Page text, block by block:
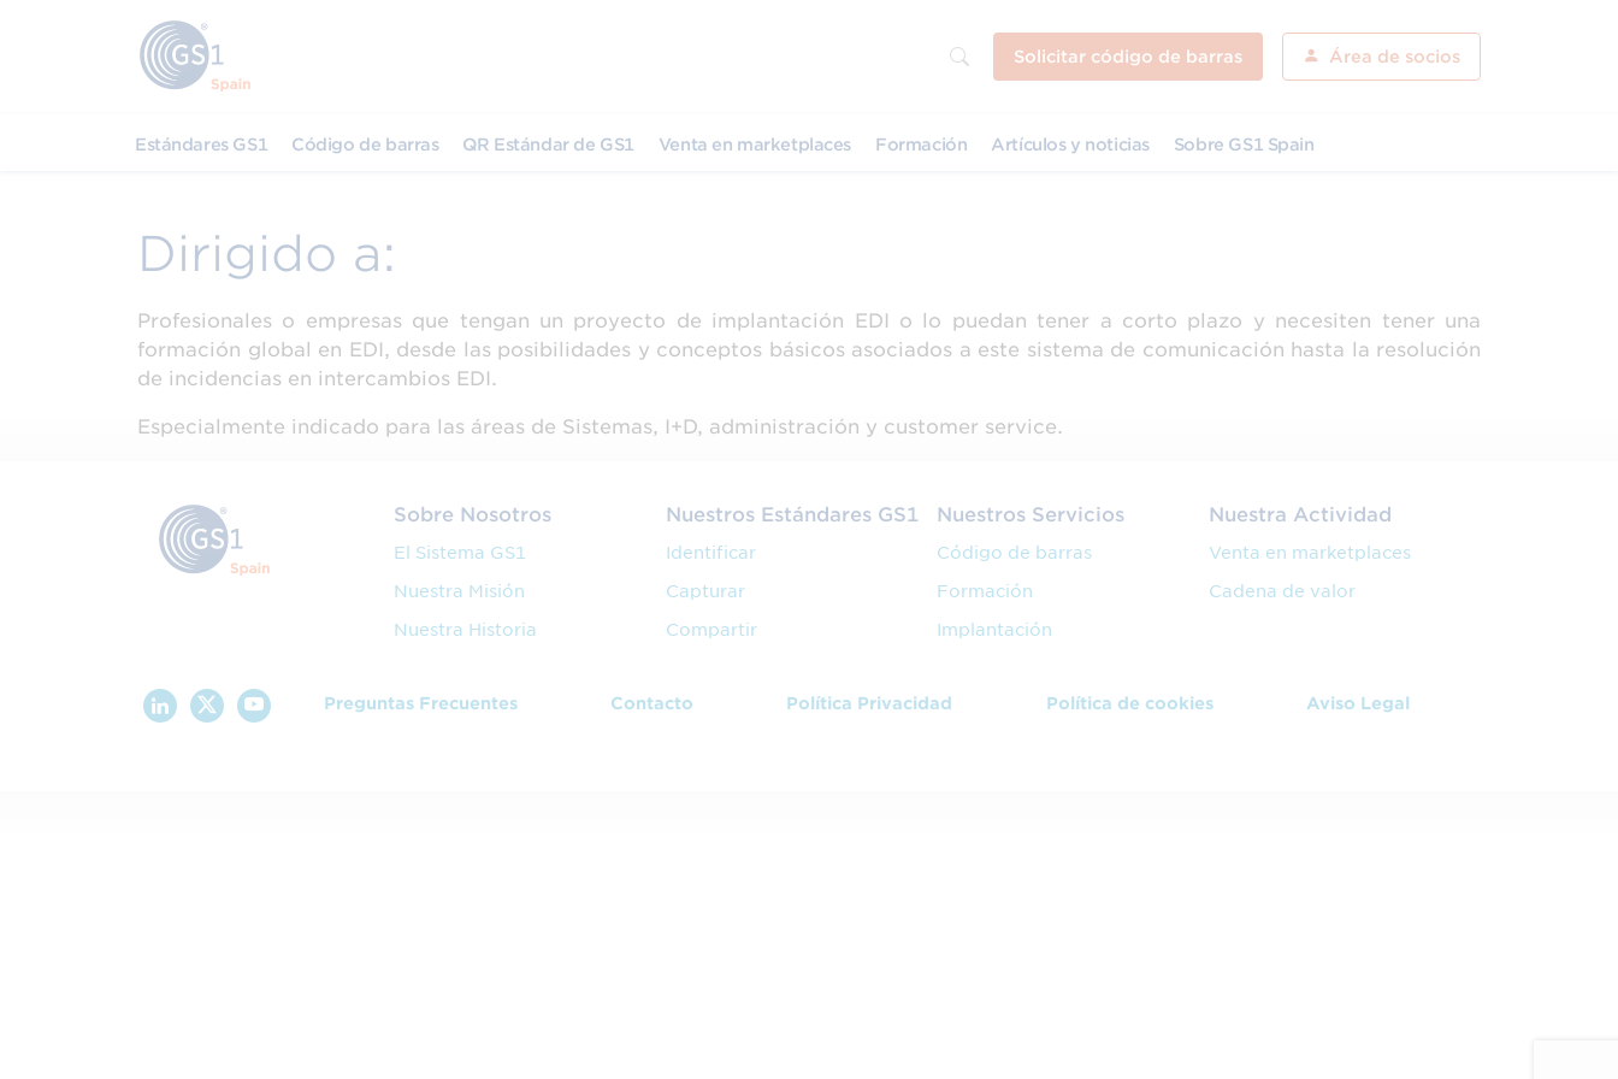
Solicitar código de barras Área de socios
Estándares GS1 Código de barras QR Estándar de GS1 Venta en marketplaces Formación Artículos y noticias Sobre GS1 Spain
Dirigido a:
Profesionales o empresas que tengan un proyecto de implantación EDI o lo puedan tener a corto plazo y necesiten tener una
formación global en EDI, desde las posibilidades y conceptos básicos asociados a este sistema de comunicación hasta la resolución
de incidencias en intercambios EDI.
Especialmente indicado para las áreas de Sistemas, I+D, administración y customer service.
Sobre Nosotros
El Sistema GS1
Nuestra Misión
Nuestra Historia
Nuestros Estándares GS1
Identificar
Capturar
Compartir
Nuestros Servicios
Código de barras
Formación
Implantación
Nuestra Actividad
Venta en marketplaces
Cadena de valor
Preguntas Frecuentes Contacto Política Privacidad Política de cookies Aviso Legal